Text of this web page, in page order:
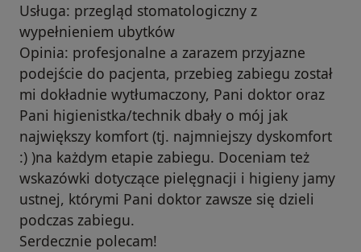
Usługa: przegląd stomatologiczny z
wypełnieniem ubytków
Opinia: profesjonalne a zarazem przyjazne
podejście do pacjenta, przebieg zabiegu został
mi dokładnie wytłumaczony, Pani doktor oraz
Pani higienistka/technik dbały o mój jak
największy komfort (tj. najmniejszy dyskomfort
:) )na każdym etapie zabiegu. Doceniam też
wskazówki dotyczące pielęgnacji i higieny jamy
ustnej, którymi Pani doktor zawsze się dzieli
podczas zabiegu.
Serdecznie polecam!